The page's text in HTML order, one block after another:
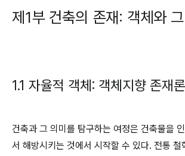
제1부 건축의 존재: 객체와
1.1 자율적 객체: 객체지향 존재
건축과 그 의미를 탐구하는 여정은 건축물을
서 해방시키는 것에서 시작할 수 있다. 전통 철